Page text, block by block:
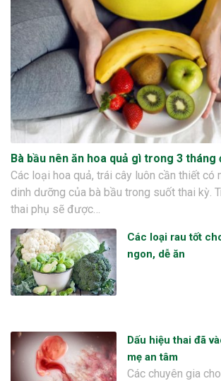
Bà bầu nên ăn hoa quả gì trong 3 tháng
Các loại hoa quả, trái cây luôn cần thiết có
dinh dưỡng của bà bầu trong suốt thai kỳ.
thai phụ sẽ được…
Các loại rau tốt
ngon, dễ ăn
Dấu hiệu thai đã
mẹ an tâm
Các chuyên gia